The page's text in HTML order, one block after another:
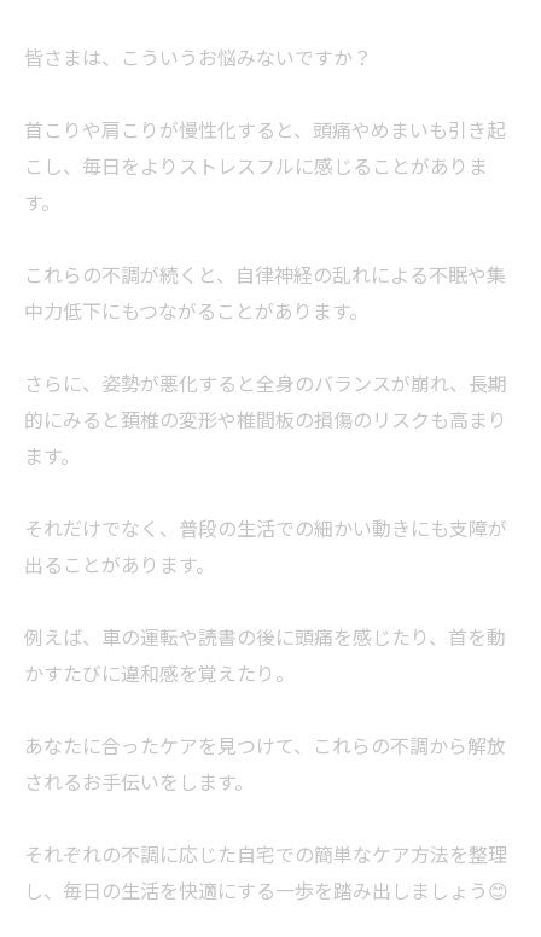
皆さまは、こういうお悩みないですか？
首こりや肩こりが慢性化すると、頭痛やめまいも引き起
こし、毎日をよりストレスフルに感じることがありま
す。
これらの不調が続くと、自律神経の乱れによる不眠や集
中力低下にもつながることがあります。
さらに、姿勢が悪化すると全身のバランスが崩れ、長期
的にみると頚椎の変形や椎間板の損傷のリスクも高まり
ます。
それだけでなく、普段の生活での細かい動きにも支障が
出ることがあります。
例えば、車の運転や読書の後に頭痛を感じたり、首を動
かすたびに違和感を覚えたり。
あなたに合ったケアを見つけて、これらの不調から解放
されるお手伝いをします。
それぞれの不調に応じた自宅での簡単なケア方法を整理
し、毎日の生活を快適にする一歩を踏み出しましょう😊